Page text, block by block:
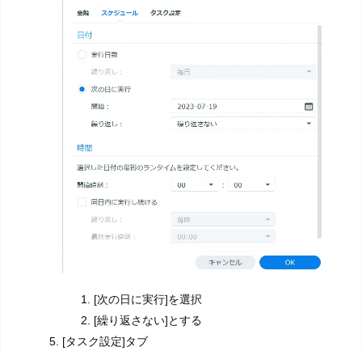
[次の日に実行]を選択
[繰り返さない]とする
[タスク設定]タブ